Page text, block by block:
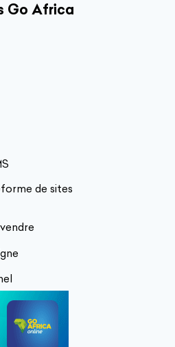
Go Africa
de sites